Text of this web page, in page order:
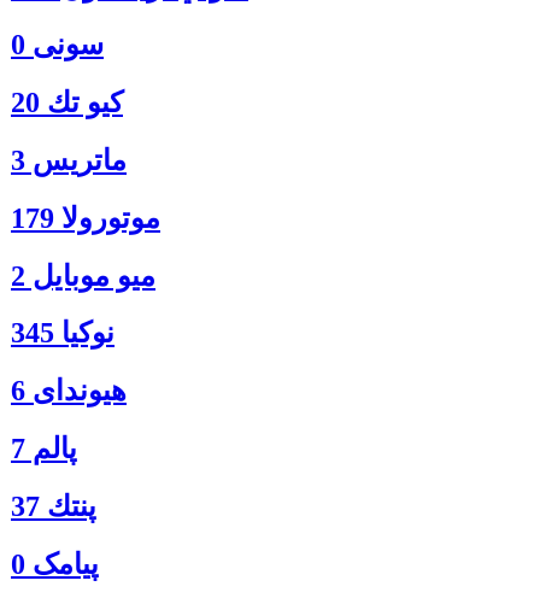
سونی 0
كيو تك 20
ماتريس 3
موتورولا 179
ميو موبايل 2
نوكيا 345
هیوندای 6
پالم 7
پنتك 37
پیامک 0